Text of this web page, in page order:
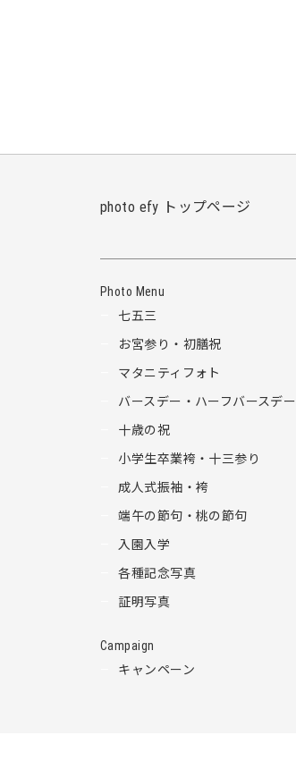
photo efy トップページ
Photo Menu
七五三
お宮参り・初膳祝
マタニティフォト
バースデー・ハーフバースデー
十歳の祝
小学生卒業袴・十三参り
成人式振袖・袴
端午の節句・桃の節句
入園入学
各種記念写真
証明写真
Campaign
キャンペーン